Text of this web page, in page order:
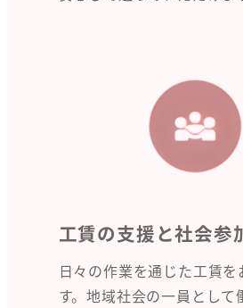
工賃の支援と社会参
日々の作業を通じた工賃を
す。地域社会の一員として